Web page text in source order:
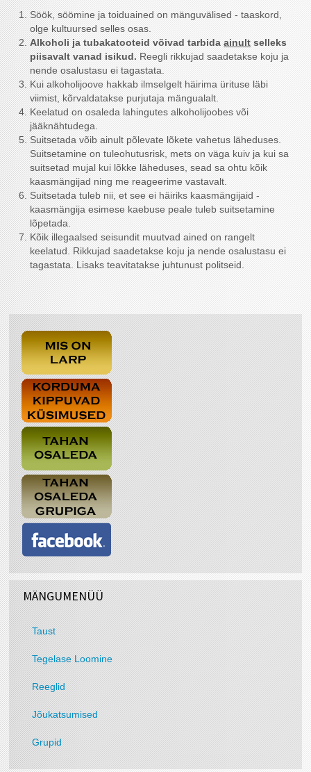
Söök, söömine ja toiduained on mänguvälised - taaskord,
olge kultuursed selles osas.
Alkoholi ja tubakatooteid võivad tarbidaainult selleks
piisavalt vanad isikud. Reegli rikkujad saadetakse koju ja
nende osalustasu ei tagastata.
Kui alkoholijoove hakkab ilmselgelt häirima ürituse läbi
viimist, kõrvaldatakse purjutaja mängualalt.
Keelatud on osaleda lahingutes alkoholijoobes või
jääknähtudega.
Suitsetada võib ainult põlevate lõkete vahetus läheduses.
Suitsetamine on tuleohutusrisk, mets on väga kuiv ja kui sa
suitsetad mujal kui lõkke läheduses, sead sa ohtu kõik
kaasmängijad ning me reageerime vastavalt.
Suitsetada tuleb nii, et see ei häiriks kaasmängijaid -
kaasmängija esimese kaebuse peale tuleb suitsetamine
lõpetada.
Kõik illegaalsed seisundit muutvad ained on rangelt
keelatud. Rikkujad saadetakse koju ja nende osalustasu ei
tagastata. Lisaks teavitatakse juhtunust politseid.
MÄNGUMENÜÜ
Taust
Tegelase Loomine
Reeglid
Jõukatsumised
Grupid